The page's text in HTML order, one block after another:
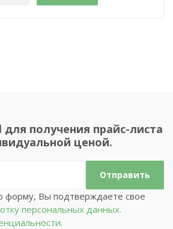
получения прайс-листа
ценой.
форму, Вы подтверждаете свое
персональных данных.